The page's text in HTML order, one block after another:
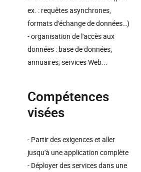
ex. : requêtes asynchrones,
formats d'échange de données…)
- organisation de l'accès aux
données : base de données,
annuaires, services Web...
Compétences
visées
- Partir des exigences et aller
jusqu'à une application complète
- Déployer des services dans une